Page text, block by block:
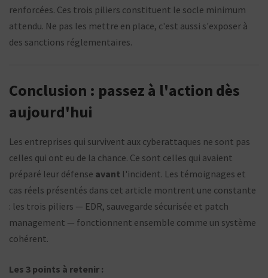
renforcées. Ces trois piliers constituent le socle minimum
attendu. Ne pas les mettre en place, c'est aussi s'exposer à
des sanctions réglementaires.
Conclusion : passez à l'action dès
aujourd'hui
Les entreprises qui survivent aux cyberattaques ne sont pas
celles qui ont eu de la chance. Ce sont celles qui avaient
préparé leur défense avant l'incident. Les témoignages et
cas réels présentés dans cet article montrent une constante
: les trois piliers — EDR, sauvegarde sécurisée et patch
management — fonctionnent ensemble comme un système
cohérent.
Les 3 points à retenir :